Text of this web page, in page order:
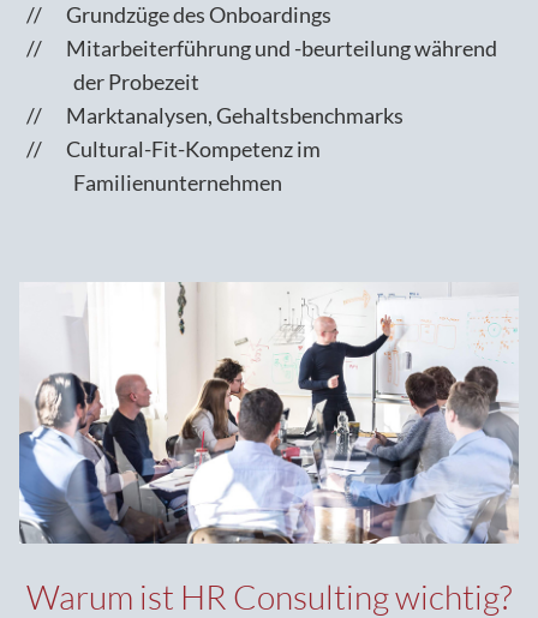
Grundzüge des Onboardings
Mitarbeiterführung und -beurteilung während
der Probezeit
Marktanalysen, Gehaltsbenchmarks
Cultural-Fit-Kompetenz im
Familienunternehmen
Warum ist HR Consulting wichtig?